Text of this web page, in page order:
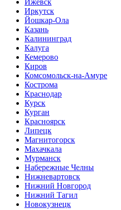
Иркутск
Йошкар-Ола
Казань
Калининград
Калуга
Кемерово
Киров
Комсомольск-на-Амуре
Кострома
Краснодар
Курск
Курган
Красноярск
Липецк
Магнитогорск
Махачкала
Мурманск
Набережные Челны
Нижневартовск
Нижний Новгород
Нижний Тагил
Новокузнецк